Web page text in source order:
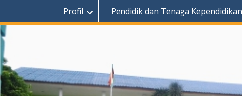
Profil Pendidik dan Tenaga Kependidikan